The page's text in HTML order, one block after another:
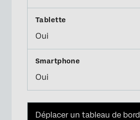
Oui
Oui
Déplacer un tableau de bord